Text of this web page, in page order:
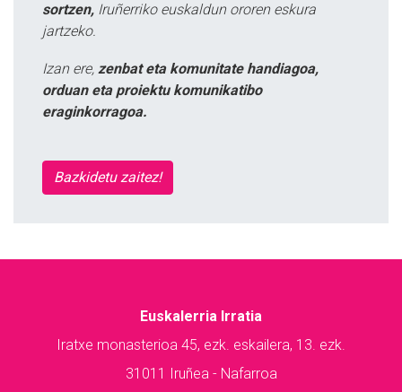
sortzen, Iruñerriko euskaldun ororen eskura
jartzeko.
Izan ere, zenbat eta komunitate handiagoa,
orduan eta proiektu komunikatibo
eraginkorragoa.
Bazkidetu zaitez!
Euskalerria Irratia
Iratxe monasterioa 45, ezk. eskailera, 13. ezk.
31011 Iruñea - Nafarroa